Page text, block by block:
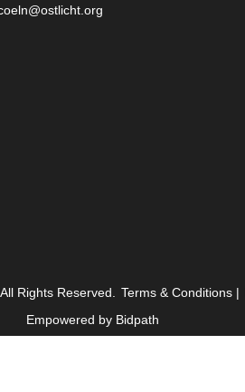
Rights Reserved. Terms & Conditions|
Empowered by Bidpath